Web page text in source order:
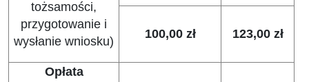
tożsamości,
przygotowanie i
wysłanie wniosku)
100,00 zł 123,00 zł
Opłata